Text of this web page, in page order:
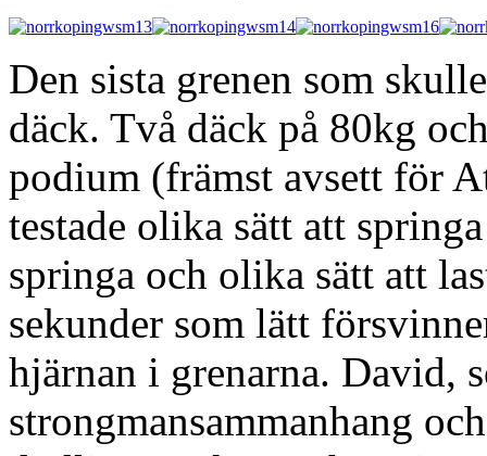
Den sista grenen som
däck. Två däck på 80kg
podium (främst avsett för
testade olika sätt att
springa och olika sätt att
sekunder som lätt
hjärnan i grenarna. David,
strongmansammanhang